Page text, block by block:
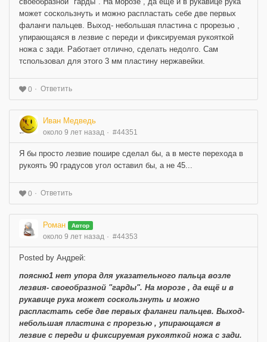
может соскользнуть и можно распластать себе две первых
фаланги пальцев. Выход- небольшая пластина с прорезью ,
упирающаяся в лезвие с переди и фиксируемая рукояткой
ножа с зади. Работает отлично, сделать недолго. Сам
тспользовал для этого 3 мм пластину нержавейки.
0 Ответить
Иван Медведь
около 9 лет назад #44351
Я бы просто лезвие пошире сделал бы, а в месте перехода в
рукоять 90 градусов угол оставил бы, а не 45...
0 Ответить
Роман Автор
около 9 лет назад #44353
Posted by Андрей:
поясню1 нет упора для указательного пальца возле
лезвия- своеобразной "гарды". На морозе , да ещё и в
рукавице рука может соскользнуть и можно
распластать себе две первых фаланги пальцев. Выход-
небольшая пластина с прорезью , упирающаяся в
лезвие с переди и фиксируемая рукояткой ножа с зади.